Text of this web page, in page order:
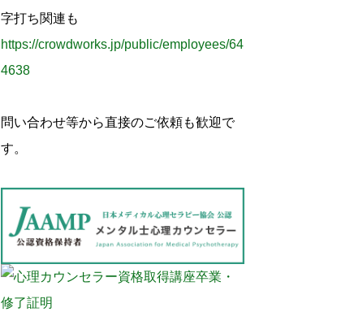
字打ち関連も
https://crowdworks.jp/public/employees/64
4638
問い合わせ等から直接のご依頼も歓迎で
す。